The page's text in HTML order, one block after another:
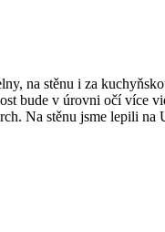
na stěnu i za
bude v úrovni očí
Na stěnu jsme lepili